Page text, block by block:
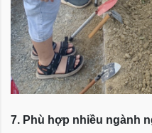
7. Phù hợp nhiều ngành